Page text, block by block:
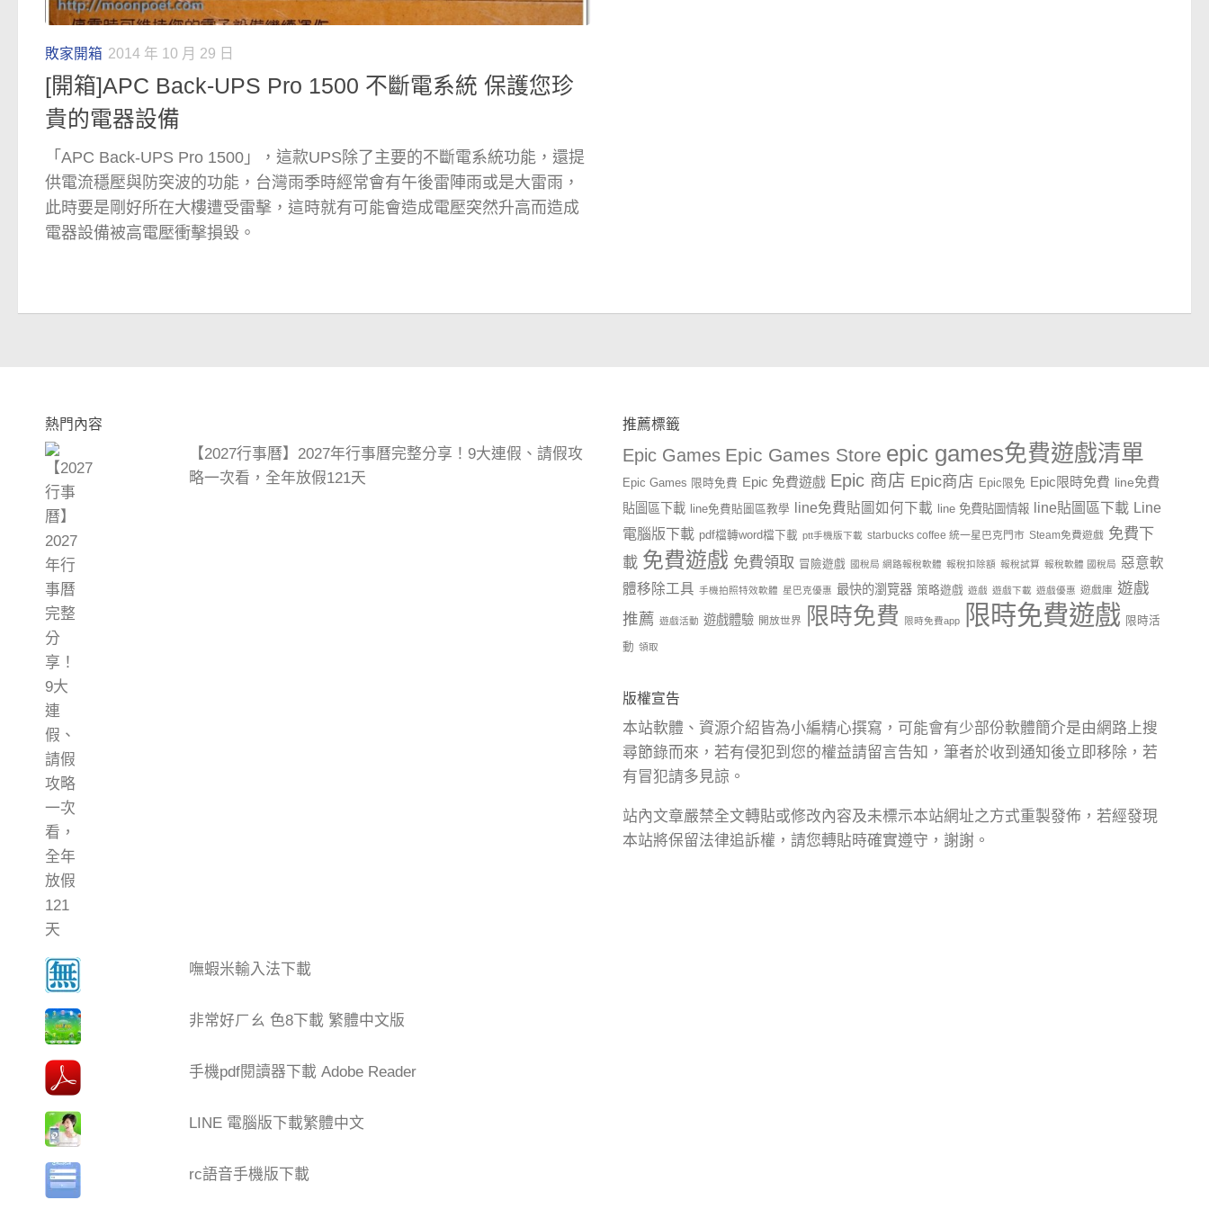
敗家開箱 2014 年 10 月 29 日
[開箱]APC Back-UPS Pro 1500 不斷電系統 保護您珍
貴的電器設備
「APC Back-UPS Pro 1500」，這款UPS除了主要的不斷電系統功能，還提
供電流穩壓與防突波的功能，台灣雨季時經常會有午後雷陣雨或是大雷雨，
此時要是剛好所在大樓遭受雷擊，這時就有可能會造成電壓突然升高而造成
電器設備被高電壓衝擊損毀。
熱門內容
【2027行事曆】2027年行事曆完整分享！9大連假、請假攻
略一次看，全年放假121天
嘸蝦米輸入法下載
非常好ㄏㄠ 色8下載 繁體中文版
手機pdf閱讀器下載 Adobe Reader
LINE 電腦版下載繁體中文
rc語音手機版下載
推薦標籤
Epic Games Epic Games Store epic games免費遊戲清單
Epic Games 限時免費 Epic 免費遊戲 Epic 商店 Epic商店 Epic限免 Epic限時免費 line免費
貼圖區下載
line免費貼圖區教學 line免費貼圖如何下載 line 免費貼圖情報 line貼圖區下載 Line
電腦版下載 pdf檔轉word檔下載 ptt手機版下載 starbucks coffee 統一星巴克門市 Steam免費遊戲 免費下
載 免費遊戲 免費領取 冒險遊戲 國稅局 網路報稅軟體 報稅扣除額 報稅試算 報稅軟體 國稅局 惡意軟
體移除工具 手機拍照特效軟體 星巴克優惠 最快的瀏覽器 策略遊戲 遊戲 遊戲下載 遊戲優惠 遊戲庫 遊戲
推薦 遊戲活動 遊戲體驗 開放世界 限時免費 限時免費app 限時免費遊戲 限時活
動 領取
版權宣告
本站軟體、資源介紹皆為小編精心撰寫，可能會有少部份軟體簡介是由網路上搜
尋節錄而來，若有侵犯到您的權益請留言告知，筆者於收到通知後立即移除，若
有冒犯請多見諒。
站內文章嚴禁全文轉貼或修改內容及未標示本站網址之方式重製發佈，若經發現
本站將保留法律追訴權，請您轉貼時確實遵守，謝謝。